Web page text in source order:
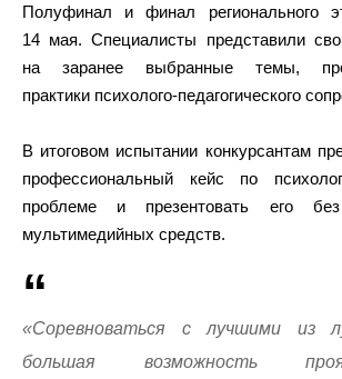
Полуфинал и финал регионального
14 мая. Специалисты представили
на заранее выбранные темы,
практики психолого-педагогического
В итоговом испытании конкурсантам
профессиональный кейс по
проблеме и презентовать его без
мультимедийных средств.
«Соревноваться с лучшими из
большая возможность